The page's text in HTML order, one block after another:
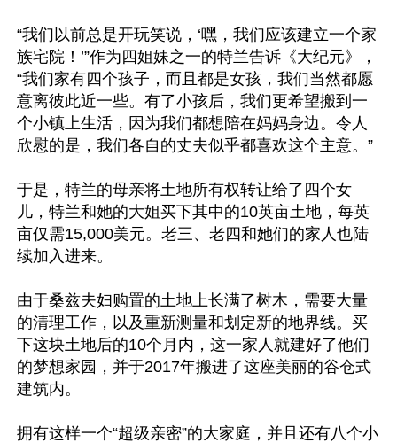
“我们以前总是开玩笑说，‘嘿，我们应该建立一个家
族宅院！’”作为四姐妹之一的特兰告诉《大纪元》，
“我们家有四个孩子，而且都是女孩，我们当然都愿
意离彼此近一些。有了小孩后，我们更希望搬到一
个小镇上生活，因为我们都想陪在妈妈身边。令人
欣慰的是，我们各自的丈夫似乎都喜欢这个主意。”
于是，特兰的母亲将土地所有权转让给了四个女
儿，特兰和她的大姐买下其中的10英亩土地，每英
亩仅需15,000美元。老三、老四和她们的家人也陆
续加入进来。
由于桑兹夫妇购置的土地上长满了树木，需要大量
的清理工作，以及重新测量和划定新的地界线。买
下这块土地后的10个月内，这一家人就建好了他们
的梦想家园，并于2017年搬进了这座美丽的谷仓式
建筑内。
拥有这样一个“超级亲密”的大家庭，并且还有八个小